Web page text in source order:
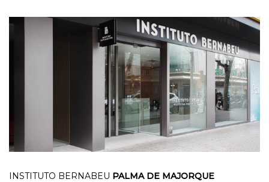
INSTITUTO BERNABEU PALMA DE MAJORQUE